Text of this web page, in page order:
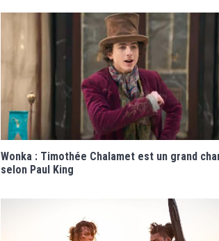
Wonka : Timothée Chalamet est un grand
selon Paul King